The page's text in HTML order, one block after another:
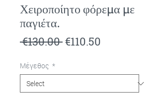
Χειροποίητο φόρεμα με
παγιέτα.
€130.00 Regular
€110.50
Μέγεθος *